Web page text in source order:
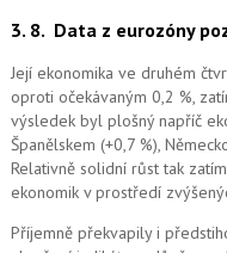
3. 8. Data z eurozóny
Její ekonomika ve druhém
oproti očekávaným 0,2 %,
výsledek byl plošný napříč
Španělskem (+0,7 %),
Relativně solidní růst tak
ekonomik v prostředí
Příjemně překvapily i